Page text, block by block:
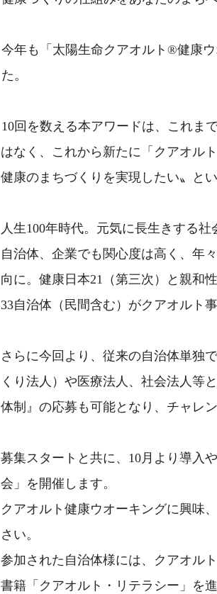
今年も「太陽生命クアオルト®健康
た。
10回を数える本アワードは、これま
はなく、これから新たに「クアオル
健康のまちづくりを実現したい〟と
人生100年時代。元気に長生きする
自治体、企業でも関心度は高く、年
向に。健康日本21（第三次）と親和
33自治体（民間含む）がクアオルト
さらに今回より、従来の自治体単独
くり法人）や医療法人、社会法人等
体制』の応募も可能となり、チャレ
募集スタートと共に、10月より導入
会」を開催します。
クアオルト健康ウオーキングに興味
さい。
参加された自治体様には、クアオル
書籍「クアオルト・リテラシー」を進